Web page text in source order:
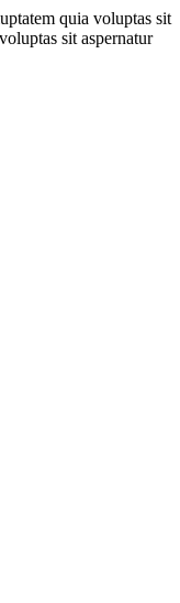
quia voluptas sit
sit aspernatur